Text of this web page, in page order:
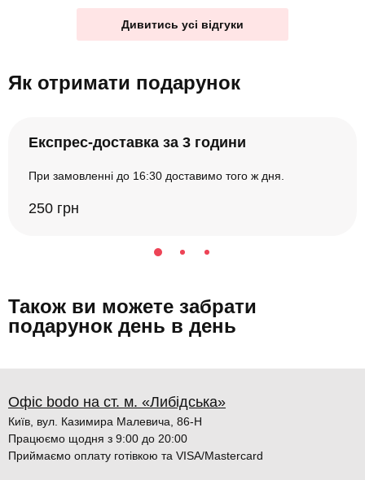
Дивитись усі відгуки
Як отримати подарунок
Експрес-доставка за 3 години
При замовленні до 16:30 доставимо того ж дня.
250 грн
Також ви можете забрати
подарунок день в день
Офіс bodo на ст. м. «Либідська»
Київ, вул. Казимира Малевича, 86-Н
Працюємо щодня з 9:00 до 20:00
Приймаємо оплату готівкою та VISA/Mastercard